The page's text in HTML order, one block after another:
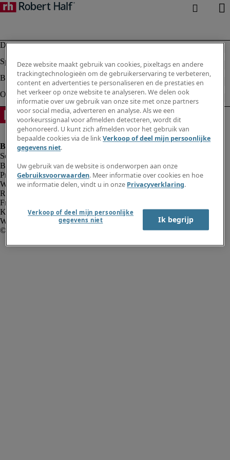
Bedrijfsinformatie
Privacyverklaring
Website en cookies
Rekruteringsvoorwaarden
Fraude alarm
Klokkenluidersregeling
Webmaster feedback
Deze website maakt gebruik van cookies, pixeltags en andere
trackingtechnologieën om de gebruikerservaring te verbeteren,
content en advertenties te personaliseren en de prestaties en
het verkeer op onze website te analyseren. We delen ook
informatie over uw gebruik van onze site met onze partners
voor social media, adverteren en analyse. Als we een
voorkeurssignaal voor afmelden detecteren, wordt dit
gehonoreerd. U kunt zich afmelden voor het gebruik van
bepaalde cookies via de linkVerkoop of deel mijn persoonlijke
gegevens niet.
Uw gebruik van de website is onderworpen aan onze
Gebruiksvoorwaarden. Meer informatie over cookies en hoe
we informatie delen, vindt u in onze Privacyverklaring.
Verkoop of deel mijn persoonlijke
gegevens niet
Ik begrijp